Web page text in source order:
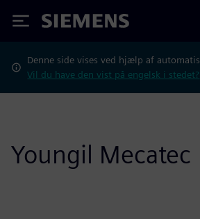
Siemens
Denne side vises ved hjælp af
Vil du have den vist på engelsk i stedet?
Youngil Mecatec